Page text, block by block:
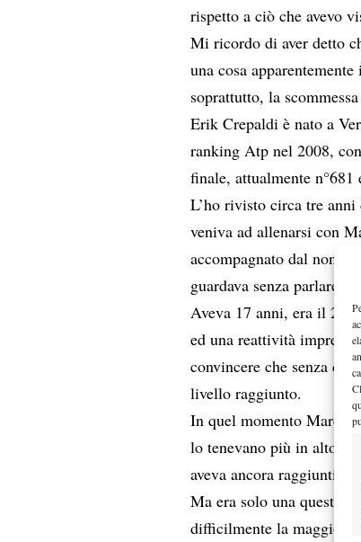
rispetto a ciò che avevo
Mi ricordo di aver detto
una cosa
soprattutto, la
Erik Crepaldi è nato a
ranking Atp nel 2008,
finale, attualmente
L’ho rivisto circa tre
veniva ad allenarsi con
accompagnato dal
guardava senza parlare e
Aveva 17 anni, era il
ed una reattività
convincere che senza
livello raggiunto.
In quel momento Marco
lo tenevano più in alto,
aveva ancora raggiunti.
Ma era solo una
difficilmente la maggior